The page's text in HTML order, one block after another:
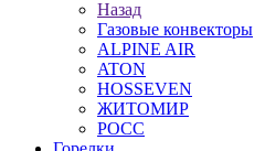
Назад
Газовые конвекторы
ALPINE AIR
ATON
HOSSEVEN
ЖИТОМИР
РОСС